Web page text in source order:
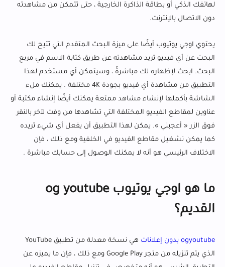
لهاتفك الذكي أو بطاقة الذاكرة الخارجية ، حتى تتمكن من مشاهدته
دون الاتصال بالإنترنت.
يحتوي اوجي يوتيوب أيضًا على ميزة البحث المتقدم التي تتيح لك
البحث عن أي فيديو تريد مشاهدته عن طريق كتابة الاسم في مربع
البحث. ابحث لإظهاره لك مباشرةً ، وسيتمكن أي مستخدم لهذا
التطبيق من مشاهدة أي فيديو بجودة 4K مختلفة . يمكنك ملء
الشاشة بأكملها لإنشاء مشاهد ممتعة يمكنك أيضًا إنشاء مكتبة أو
عناوين لمقاطع الفيديو المختلفة التي تشاهدها من وقت لآخر بالنقر
فوق الزر « أعجبني ». يمكن لهذا التطبيق أن يفعل أي شيء تريده
كما يمكن تشغيل مقاطع الفيديو في الخلفية ومع ذلك ، فإن
الاختلاف الرئيسي هو أنه لا يمكنك الوصول إلى حسابك مباشرة .
ما هو اوجي يوتيوب og youtube
القديم؟
ogyoutube بدون إعلانات
هي نسخة معدلة من تطبيق YouTube
الذي يتم تنزيله من متجر Google Play ومع ذلك ، فإن ما يميزه عن